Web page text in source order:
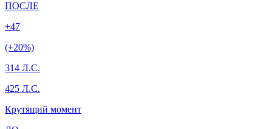
ПОСЛЕ
+47
(+20%)
314 Л.С.
425 Л.С.
Крутящий момент